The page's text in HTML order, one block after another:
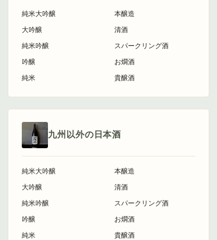
純米大吟醸
大吟醸
純米吟醸
吟醸
純米
本醸造
清酒
スパークリング酒
お燗酒
貴醸酒
九州以外の日本酒
純米大吟醸
大吟醸
純米吟醸
吟醸
純米
本醸造
清酒
スパークリング酒
お燗酒
貴醸酒